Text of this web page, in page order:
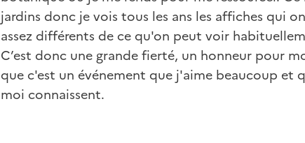
jardins donc je vois tous les ans les affiches qui
assez différents de ce qu'on peut voir
C’est donc une grande fierté, un honneur pour
que c'est un événement que j'aime beaucoup et
moi connaissent.